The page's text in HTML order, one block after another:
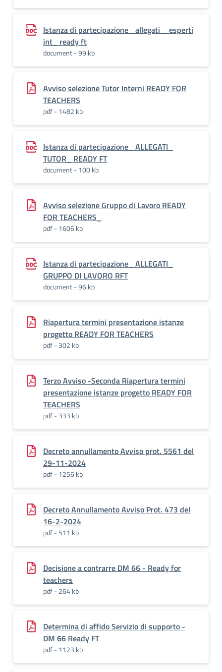
Istanza di partecipazione_ allegati _ esperti
int_ ready ft
document - 99 kb
Avviso selezione Tutor Interni READY FOR
TEACHERS
pdf - 1482 kb
Istanza di partecipazione_ ALLEGATI_
TUTOR_ READY FT
document - 100 kb
Avviso selezione Gruppo di Lavoro READY
FOR TEACHERS_
pdf - 1606 kb
Istanza di partecipazione_ ALLEGATI_
GRUPPO DI LAVORO RFT
document - 96 kb
Riapertura termini presentazione istanze
progetto READY FOR TEACHERS
pdf - 302 kb
Terzo Avviso -Seconda Riapertura termini
presentazione istanze progetto READY FOR
TEACHERS
pdf - 333 kb
Decreto annullamento Avviso prot. 5561 del
29-11-2024
pdf - 1256 kb
Decreto Annullamento Avviso Prot. 473 del
16-2-2024
pdf - 511 kb
Decisione a contrarre DM 66 - Ready for
teachers
pdf - 264 kb
Determina di affido Servizio di supporto -
DM 66 Ready FT
pdf - 1123 kb